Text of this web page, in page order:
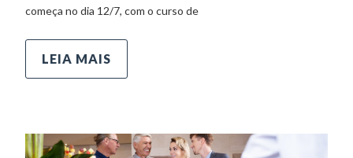
começa no dia 12/7, com o curso de
LEIA MAIS